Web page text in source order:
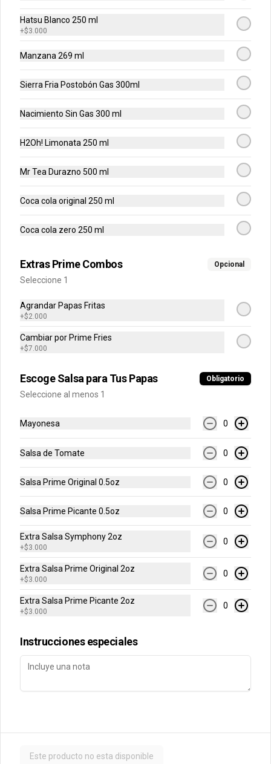
Hamburguesa 150gr de pollo apanado
en pan brioche con coleslaw, pepinillos
$32.900
Smash Mermelada - Combo
Hamburguesa de res 100% madurada
de 125gr, mermelada de arándanos,
mayonesa ajo cebolla y pan brioche +
Papas + Bebida.
mayonesa ajo, pepinillos, cebolla y pan
Conócenos
Contacto
Términos y condiciones
Política de privacidad
Redes sociales
Mi cuenta
Iniciar sesión
Hatsu Blanco 250 ml
+$3.000
Manzana 269 ml
Sierra Fria Postobón Gas 300ml
Nacimiento Sin Gas 300 ml
H2Oh! Limonata 250 ml
Mr Tea Durazno 500 ml
Coca cola original 250 ml
Coca cola zero 250 ml
Extras Prime Combos Opcional
Seleccione 1
Agrandar Papas Fritas
+$2.000
Cambiar por Prime Fries
+$7.000
Escoge Salsa para Tus Papas Obligatorio
Seleccione al menos 1
Mayonesa 0
Salsa de Tomate 0
Salsa Prime Original 0.5oz 0
Salsa Prime Picante 0.5oz 0
Extra Salsa Symphony 2oz
+$3.000
0
Extra Salsa Prime Original 2oz
+$3.000
0
Extra Salsa Prime Picante 2oz
+$3.000
0
Instrucciones especiales
Este producto no esta disponible